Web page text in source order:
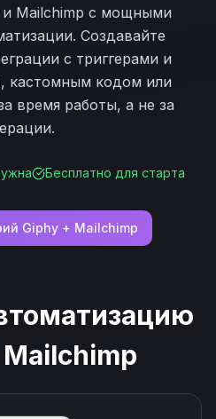
и Mailchimp с мощными
Создавайте
с триггерами и
кастомным кодом или
время работы, а не за
Бесплатно для старта
Giphy+ Mailchimp
Mailchimp